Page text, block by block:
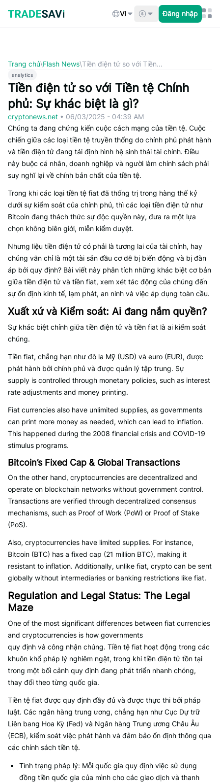
qua
nội
VI Đăng nhập
Trang chủ\Flash News\Tiền điện tử so với Tiền...
analytics
Tiền điện tử so với Tiền tệ Chính
phủ: Sự khác biệt là gì?
cryptonews.net • 06/03/2025 - 04:39 AM
Chúng ta đang chứng kiến cuộc cách mạng của tiền tệ. Cuộc
chiến giữa các loại tiền tệ truyền thống do chính phủ phát hành
và tiền điện tử đang tái định hình hệ sinh thái tài chính. Điều
này buộc cá nhân, doanh nghiệp và người làm chính sách phải
suy nghĩ lại về chính bản chất của tiền tệ.
Trong khi các loại tiền tệ fiat đã thống trị trong hàng thế kỷ
dưới sự kiểm soát của chính phủ, thì các loại tiền điện tử như
Bitcoin đang thách thức sự độc quyền này, đưa ra một lựa
chọn không biên giới, miễn kiểm duyệt.
Nhưng liệu tiền điện tử có phải là tương lai của tài chính, hay
chúng vẫn chỉ là một tài sản đầu cơ dễ bị biến động và bị đàn
áp bởi quy định? Bài viết này phân tích những khác biệt cơ bản
giữa tiền điện tử và tiền fiat, xem xét tác động của chúng đến
sự ổn định kinh tế, lạm phát, an ninh và việc áp dụng toàn cầu.
Xuất xứ và Kiểm soát: Ai đang nắm quyền?
Sự khác biệt chính giữa tiền điện tử và tiền fiat là ai kiểm soát
chúng.
Tiền fiat, chẳng hạn như đô la Mỹ (USD) và euro (EUR), được
phát hành bởi chính phủ và được quản lý tập trung. Sự
supply is controlled through monetary policies, such as interest
rate adjustments and money printing.
Fiat currencies also have unlimited supplies, as governments
can print more money as needed, which can lead to inflation.
This happened during the 2008 financial crisis and COVID-19
stimulus programs.
Bitcoin’s Fixed Cap & Global Transactions
On the other hand, cryptocurrencies are decentralized and
operate on blockchain networks without government control.
Transactions are verified through decentralized consensus
mechanisms, such as Proof of Work (PoW) or Proof of Stake
(PoS).
Also, cryptocurrencies have limited supplies. For instance,
Bitcoin (BTC) has a fixed cap (21 million BTC), making it
resistant to inflation. Additionally, unlike fiat, crypto can be sent
globally without intermediaries or banking restrictions like fiat.
Regulation and Legal Status: The Legal
Maze
One of the most significant differences between fiat currencies
and cryptocurrencies is how governments
quy định và công nhận chúng. Tiền tệ fiat hoạt động trong các
khuôn khổ pháp lý nghiêm ngặt, trong khi tiền điện tử tồn tại
trong một bối cảnh quy định đang phát triển nhanh chóng,
thay đổi theo từng quốc gia.
Tiền tệ fiat được quy định đầy đủ và được thực thi bởi pháp
luật. Các ngân hàng trung ương, chẳng hạn như Cục Dự trữ
Liên bang Hoa Kỳ (Fed) và Ngân hàng Trung ương Châu Âu
(ECB), kiểm soát việc phát hành và đảm bảo ổn định thông qua
các chính sách tiền tệ.
Tình trạng pháp lý: Mỗi quốc gia quy định việc sử dụng
đồng tiền quốc gia của mình cho các giao dịch và thanh